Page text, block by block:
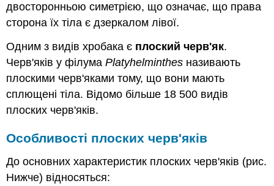
двосторонньою симетрією, що означає, що права
сторона їх тіла є дзеркалом лівої.
Одним з видів хробака є плоский черв'як.
Черв'яків у філумаPlatyhelminthes називають
плоскими черв'яками тому, що вони мають
сплющені тіла. Відомо більше 18 500 видів
плоских черв'яків.
Особливості плоских черв'яків
До основних характеристик плоских черв'яків (рис.
Нижче) відносяться: